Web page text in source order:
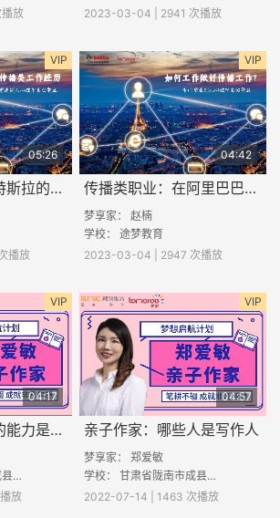
放
2023-03-04 | 2941 次播放
VIP
05:26
传播类职业：以特斯拉的品牌传播案例分析传播类职业
播放
VIP
04:42
传播类职业：在阿里巴巴将技术传播到每个人的心中
梦享家： 赵楠
学校： 途梦教育
2023-03-04 | 2947 次播放
VIP
04:17
亲子作家：写作的能力是怎么养成的
学校
放
VIP
04:57
亲子作家：哪些人是写作人
梦享家： 郑爱敏
学校： 甘肃省陇南市成县黄陈镇黄陈中心学校
2022-07-14 | 1463 次播放